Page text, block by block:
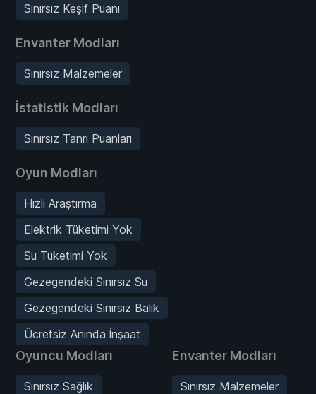
Sınırsız Keşif Puanı
Envanter Modları
Sınırsız Malzemeler
İstatistik Modları
Sınırsız Tanrı Puanları
Oyun Modları
Hızlı Araştırma
Elektrik Tüketimi Yok
Su Tüketimi Yok
Gezegendeki Sınırsız Su
Gezegendeki Sınırsız Balık
Ücretsiz Anında İnşaat
Oyuncu Modları
Sınırsız Sağlık
Envanter Modları
Sınırsız Malzemeler